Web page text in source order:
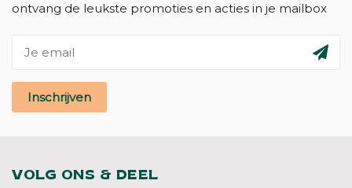
ontvang de leukste promoties en acties in je mailbox
Inschrijven
VOLG ONS & DEEL